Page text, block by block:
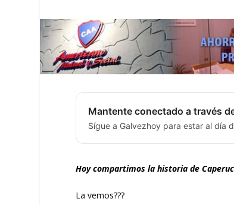
Mantente conectado a través
Sígue a Galvezhoy para estar al día
Hoy compartimos la historia de
La vemos???